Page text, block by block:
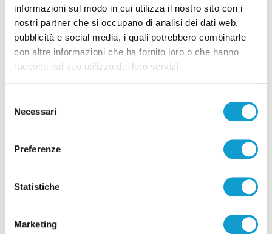
informazioni sul modo in cui utilizza il nostro sito con i
nostri partner che si occupano di analisi dei dati web,
pubblicità e social media, i quali potrebbero combinarle
con altre informazioni che ha fornito loro o che hanno
raccolto dal suo utilizzo dei loro servizi.
delNecessari
Preferenze
Statistiche
Marketing
Mortale sulla Salaria: addio al 19enne Davide
di Rossella Luciani